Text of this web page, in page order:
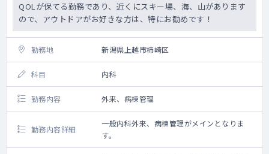
QOLが保てる勤務であり、近くにスキー場、海、山があります
ので、アウトドアがお好きな方は、特にお勧めです！
勤務地 新潟県上越市柿崎区
科目 内科
勤務内容 外来、病棟管理
勤務内容詳細
一般内科外来、病棟管理がメインとなりま
す。